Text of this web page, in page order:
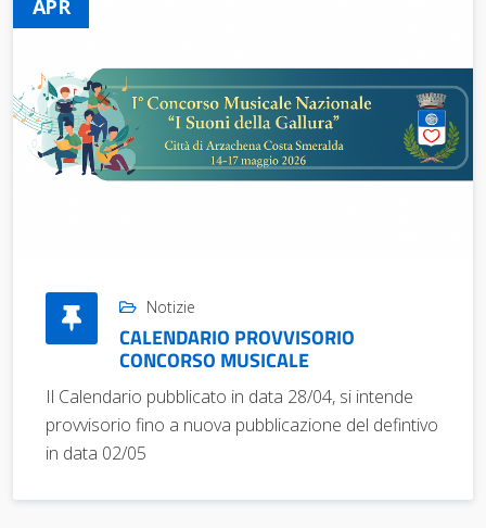
APR
Notizie
CALENDARIO PROVVISORIO
CONCORSO MUSICALE
Il Calendario pubblicato in data 28/04, si intende
provvisorio fino a nuova pubblicazione del defintivo
in data 02/05